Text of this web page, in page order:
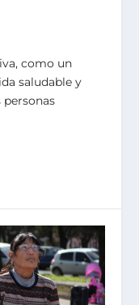
como un
saludable y